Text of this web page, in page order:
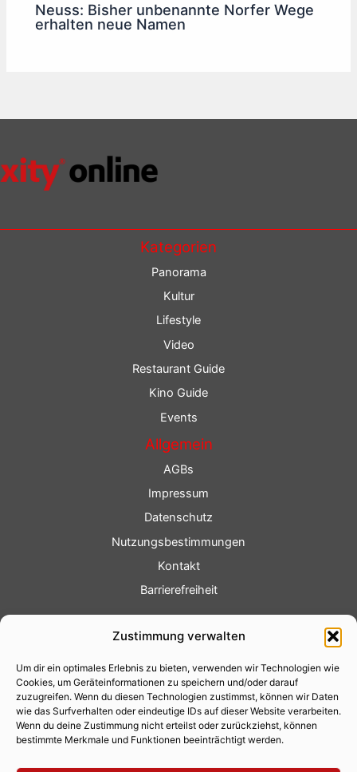
Zustimmung verwalten
Um dir ein optimales Erlebnis zu bieten, verwenden wir Technologien wie
Cookies, um Geräteinformationen zu speichern und/oder darauf
zuzugreifen. Wenn du diesen Technologien zustimmst, können wir Daten
wie das Surfverhalten oder eindeutige IDs auf dieser Website verarbeiten.
Wenn du deine Zustimmung nicht erteilst oder zurückziehst, können
bestimmte Merkmale und Funktionen beeinträchtigt werden.
Neuss: Bisher unbenannte Norfer Wege
erhalten neue Namen
Kategorien
Panorama
Kultur
Lifestyle
Video
Restaurant Guide
Kino Guide
Events
Allgemein
AGBs
Impressum
Datenschutz
Nutzungsbestimmungen
Kontakt
Barrierefreiheit
Fotoservice
Videoservice
Werbung
Contenterstellung
Lokalnachrichten